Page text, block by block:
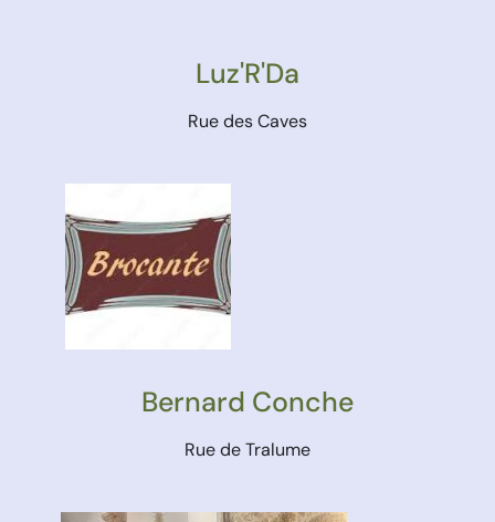
Luz'R'Da
Rue des Caves
Bernard Conche
Rue de Tralume